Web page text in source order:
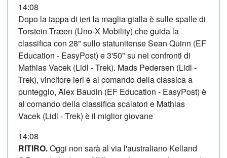
14:08
Dopo la tappa di ieri la maglia gialla è sulle spalle di
Torstein Træen (Uno-X Mobility) che guida la
classifica con 28" sullo statunitense Sean Quinn (EF
Education - EasyPost) e 3'50" su nei confronti di
Mathias Vacek (Lidl - Trek). Mads Pedersen (Lidl -
Trek), vincitore ieri è al comando della classica a
punteggio, Alex Baudin (EF Education - EasyPost) è
al comando della classifica scalatori e Mathias
Vacek (Lidl - Trek) è il miglior giovane
14:08
RITIRO.Oggi non sarà al via l'australiano Kelland